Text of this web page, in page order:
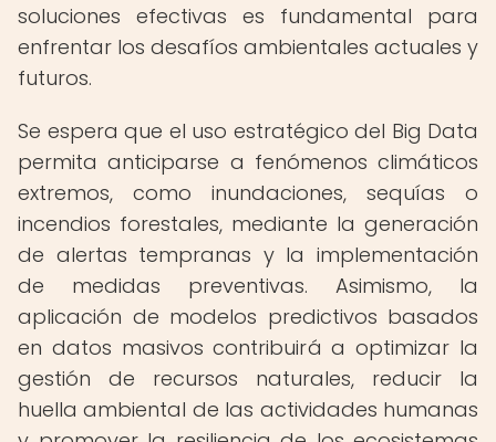
soluciones efectivas es fundamental para
enfrentar los desafíos ambientales actuales y
futuros.
Se espera que el uso estratégico del Big Data
permita anticiparse a fenómenos climáticos
extremos, como inundaciones, sequías o
incendios forestales, mediante la generación
de alertas tempranas y la implementación
de medidas preventivas. Asimismo, la
aplicación de modelos predictivos basados
en datos masivos contribuirá a optimizar la
gestión de recursos naturales, reducir la
huella ambiental de las actividades humanas